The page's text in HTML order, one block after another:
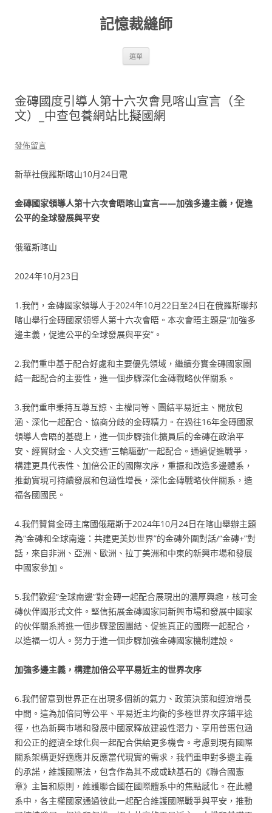
記憶裁縫師
選單
金磚國度引導人第十六次會見喀山宣言（全
文）_中查包養網站比擬國網
發佈留言
新華社俄羅斯喀山10月24日電
金磚國家領導人第十六次會晤喀山宣言——加強多邊主義，促進
公平的全球發展與平安
俄羅斯喀山
2024年10月23日
1.我們，金磚國家領導人于2024年10月22日至24日在俄羅斯聯邦
喀山舉行金磚國家領導人第十六次會晤。本次會晤主題是“加強多
邊主義，促進公平的全球發展與平安”。
2.我們重申基于配合好處和主要優先領域，繼續夯實金磚國家團
結一起配合的主要性，進一個步驟深化金磚戰略伙伴關系。
3.我們重申秉持互尊互諒、主權同等、團結平易近主、開放包
涵、深化一起配合、協商分歧的金磚精力。在過往16年金磚國家
領導人會晤的基礎上，進一個步驟強化擴員后的金磚在政治平
安、經貿財金、人文交通“三輪驅動”一起配合。通過促進戰爭，
構建更具代表性、加倍公正的國際次序，重振和改造多邊體系，
推動實現可持續發展和包涵性增長，深化金磚戰略伙伴關系，造
福各國國民。
4.我們贊賞金磚主席國俄羅斯于2024年10月24日在喀山舉辦主題
為“金磚和全球南邊：共建更美妙世界”的金磚外圍對話/“金磚+”對
話，來自非洲、亞洲、歐洲、拉丁美洲和中東的新興市場和發展
中國家參加。
5.我們歡迎“全球南邊”對金磚一起配合展現出的濃厚興趣，核可金
磚伙伴國形式文件。堅信拓展金磚國家同新興市場和發展中國家
的伙伴關系將進一個步驟鞏固團結、促進真正的國際一起配合，
以造福一切人。努力于進一個步驟加強金磚國家機制建設。
加強多邊主義，構建加倍公平平易近主的世界次序
6.我們留意到世界正在出現多個新的氣力、政策決策和經濟增長
中間。這為加倍同等公平、平易近主均衡的多極世界次序鋪平途
徑，也為新興市場和發展中國家釋放建設性潛力、享用普惠包涵
和公正的經濟全球化與一起配合供給更多機會。考慮到現有國際
關系架構更好適應并反應當代現實的需求，我們重申對多邊主義
的承諾，維護國際法，包含作為其不成或缺基石的《聯合國憲
章》主旨和原則，維護聯合國在國際體系中的焦點感化。在此體
系中，各主權國家通過彼此一起配合維護國際戰爭與平安，推動